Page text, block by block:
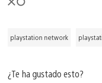
playstation network
¿Te ha gustado esto?